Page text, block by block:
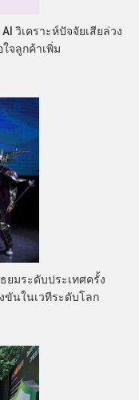
วิเคราะห์ปัจจัยเสียล่วง
จลูกค้าเพิ่ม
ยมระดับประเทศครั้ง
ขันในเวทีระดับโลก